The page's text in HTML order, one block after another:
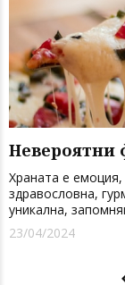
Невероятни
Храната е
здравословна,
уникална,
че надали може
своите слабости,
23/04/2024